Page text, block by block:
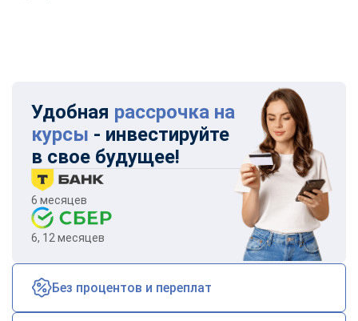
Удобная рассрочка на
курсы - инвестируйте
в свое будущее!
6 месяцев
6, 12 месяцев
Без процентов и переплат